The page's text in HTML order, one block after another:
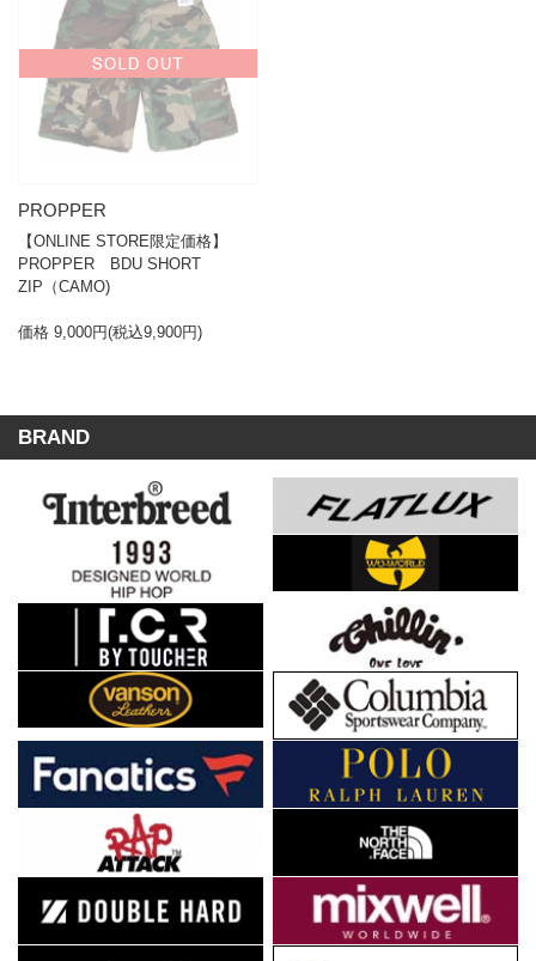
PROPPER
【ONLINE STORE限定価格】
PROPPER BDU SHORT
ZIP（CAMO)
価格 9,000円(税込9,900円)
BRAND